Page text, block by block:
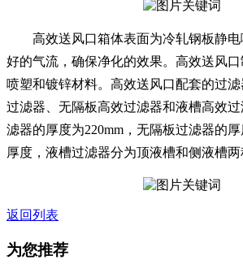
高效送风口箱体表面为冷轧钢板静
好的气流，确保净化的效果。高效送风
喷塑和镀锌材料。高效送风口配套的过
过滤器、无隔板高效过滤器和液槽高效
滤器的厚度为220mm，无隔板过滤器的厚
厚度，液槽过滤器分为顶液槽和侧液槽两
返回列表
为您推荐